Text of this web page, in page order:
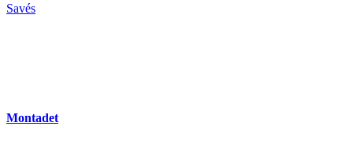
Savés
Montadet